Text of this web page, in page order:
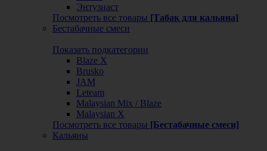
Энтузиаст
Посмотреть все товары [Табак для кальяна]
Бестабачные смеси
Показать подкатегории
Blaze X
Brusko
JAM
Leteam
Malaysian Mix / Blaze
Malaysian X
Посмотреть все товары [Бестабачные смеси]
Кальяны